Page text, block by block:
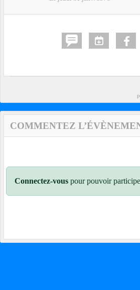
COMMENTEZ
Connectez-vous pour pouvoir